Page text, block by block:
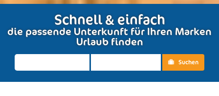
Schnell & einfach
die passende Unterkunft für Ihren Marken
Urlaub finden
Suchen